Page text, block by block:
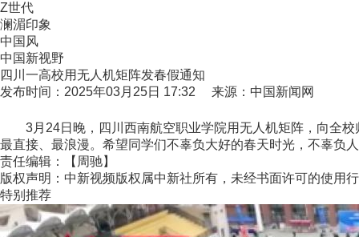
Z世代
澜湄印象
中国风
中国新视野
四川一高校用无人机矩阵发春假通知
发布时间：2025年03月25日 17:32 来源：中国新闻网
3月24日晚，四川西南航空职业学院用无人机矩阵，向全校
最直接、最浪漫。希望同学们不辜负大好的春天时光，不辜负
责任编辑：【周驰】
版权声明：中新视频版权属中新社所有，未经书面许可的使用
特别推荐